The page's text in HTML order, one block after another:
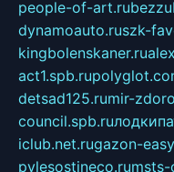
people-of-art.ru
dynamoauto.ruszk-
kingbolenskaner.ru
act1.spb.ru
detsad125.rumir-
council.spb.ru
iclub.net.rugazon-
pylesostineco.rumsts-